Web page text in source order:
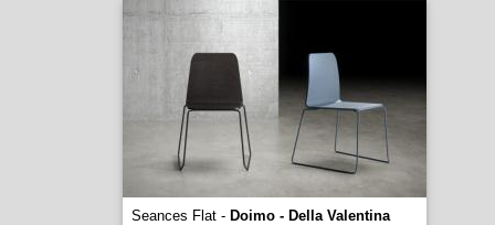
Seances Flat - Doimo - Della Valentina